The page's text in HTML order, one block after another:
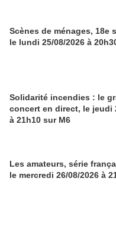
Scènes de ménages, 18e
le lundi 25/08/2026 à
Solidarité incendies : le
concert en direct, le jeudi
à 21h10 sur M6
Les amateurs, série
le mercredi 26/08/2026 à